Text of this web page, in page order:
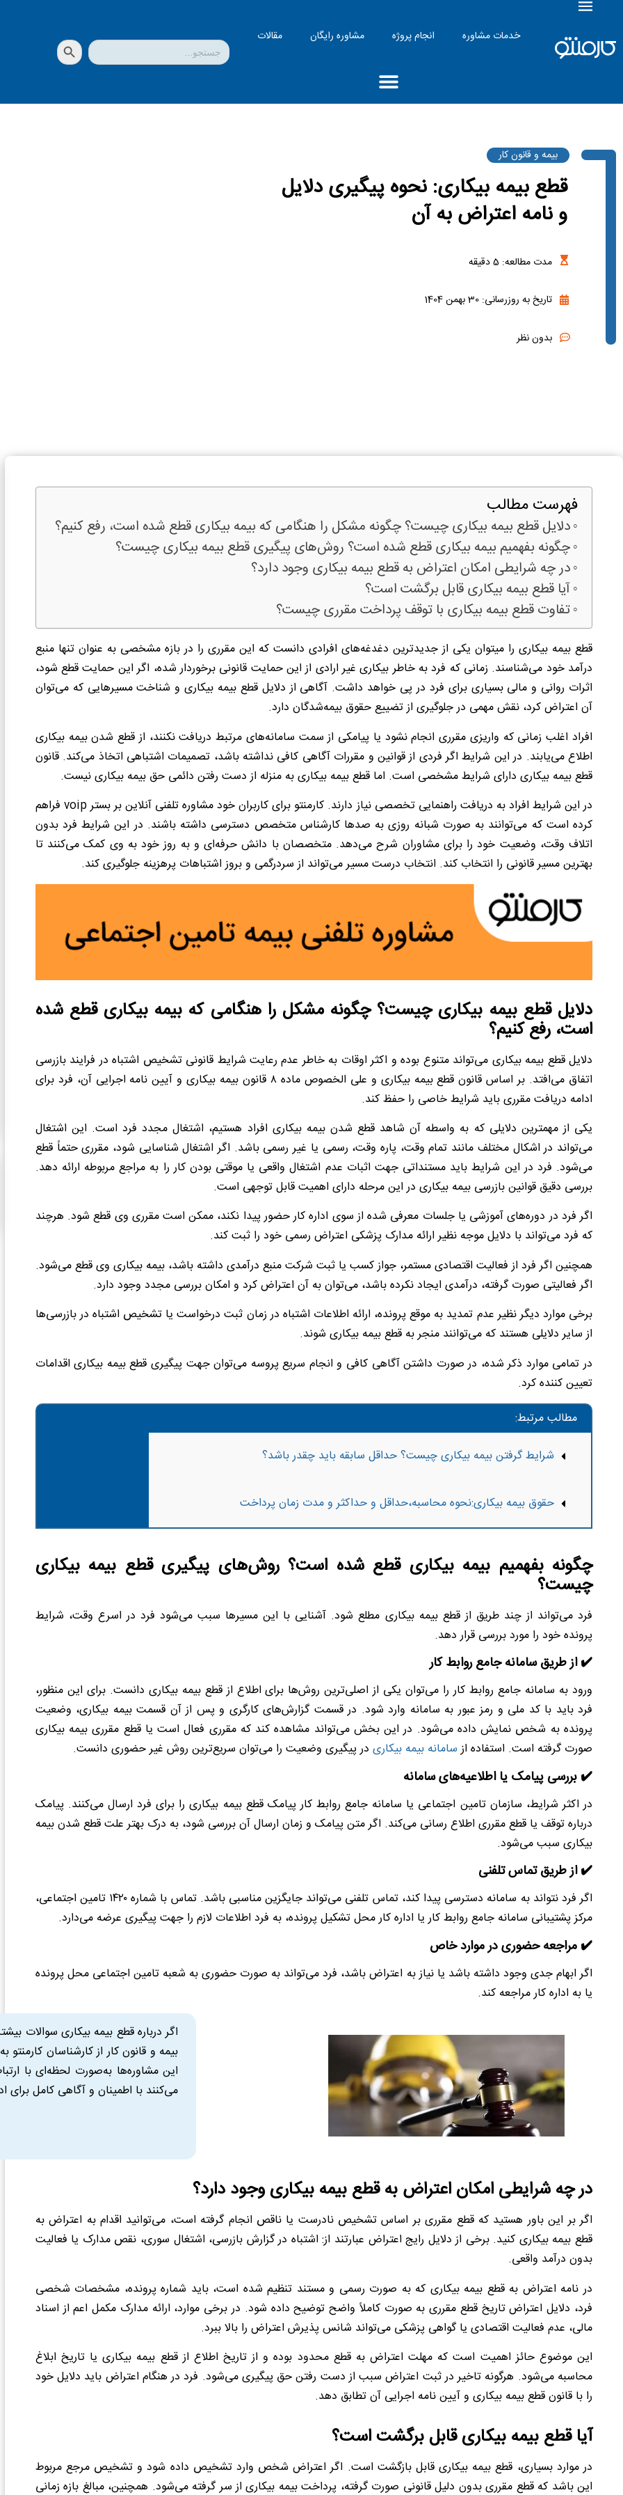
خدمات مشاوره انجام پروژه مشاوره رایگان مقالات جستجو
برای:
دکمه جستجو
بیمه و قانون کار
قطع بیمه بیکاری: نحوه پیگیری دلایل
و نامه اعتراض به آن
مدت مطالعه: 5دقیقه
تاریخ به روزرسانی: 30 بهمن 1404
بدون نظر
فهرست مطالب
دلایل قطع بیمه بیکاری چیست؟ چگونه مشکل را هنگامی که بیمه بیکاری قطع شده است، رفع کنیم؟
چگونه بفهمیم بیمه بیکاری قطع شده است؟ روش‌های پیگیری قطع بیمه بیکاری چیست؟
در چه شرایطی امکان اعتراض به قطع بیمه بیکاری وجود دارد؟
آیا قطع بیمه بیکاری قابل برگشت است؟
تفاوت قطع بیمه بیکاری با توقف پرداخت مقرری چیست؟
قطع بیمه بیکاری را میتوان یکی از جدیدترین دغدغه‌های افرادی دانست که این مقرری را در بازه مشخصی به عنوان تنها منبع
درآمد خود می‌شناسند. زمانی که فرد به خاطر بیکاری غیر ارادی از این حمایت قانونی برخوردار شده، اگر این حمایت قطع شود،
اثرات روانی و مالی بسیاری برای فرد در پی خواهد داشت. آگاهی از دلایل قطع بیمه بیکاری و شناخت مسیرهایی که می‌توان
آن اعتراض کرد، نقش مهمی در جلوگیری از تضییع حقوق بیمه‌شدگان دارد.
افراد اغلب زمانی که واریزی مقرری انجام نشود یا پیامکی از سمت سامانه‌های مرتبط دریافت نکنند، از قطع شدن بیمه بیکاری
اطلاع می‌یابند. در این شرایط اگر فردی از قوانین و مقررات آگاهی کافی نداشته باشد، تصمیمات اشتباهی اتخاذ می‌کند. قانون
قطع بیمه بیکاری دارای شرایط مشخصی است. اما قطع بیمه بیکاری به منزله از دست رفتن دائمی حق بیمه بیکاری نیست.
در این شرایط افراد به دریافت راهنمایی تخصصی نیاز دارند. کارمنتو برای کاربران خود مشاوره تلفنی آنلاین بر بستر voip فراهم
کرده است که می‌توانند به صورت شبانه روزی به صدها کارشناس متخصص دسترسی داشته باشند. در این شرایط فرد بدون
اتلاف وقت، وضعیت خود را برای مشاوران شرح می‌دهد. متخصصان با دانش حرفه‌ای و به روز خود به وی کمک می‌کنند تا
بهترین مسیر قانونی را انتخاب کند. انتخاب درست مسیر می‌تواند از سردرگمی و بروز اشتباهات پرهزینه جلوگیری کند.
دلایل قطع بیمه بیکاری چیست؟ چگونه مشکل را هنگامی که بیمه بیکاری قطع شده
است، رفع کنیم؟
دلایل قطع بیمه بیکاری می‌تواند متنوع بوده و اکثر اوقات به خاطر عدم رعایت شرایط قانونی تشخیص اشتباه در فرایند بازرسی
اتفاق می‌افتد. بر اساس قانون قطع بیمه بیکاری و علی الخصوص ماده ۸ قانون بیمه بیکاری و آیین نامه اجرایی آن، فرد برای
ادامه دریافت مقرری باید شرایط خاصی را حفظ کند.
یکی از مهمترین دلایلی که به واسطه آن شاهد قطع شدن بیمه بیکاری افراد هستیم، اشتغال مجدد فرد است. این اشتغال
می‌تواند در اشکال مختلف مانند تمام وقت، پاره وقت، رسمی یا غیر رسمی باشد. اگر اشتغال شناسایی شود، مقرری حتماً قطع
می‌شود. فرد در این شرایط باید مستنداتی جهت اثبات عدم اشتغال واقعی یا موقتی بودن کار را به مراجع مربوطه ارائه دهد.
بررسی دقیق قوانین بازرسی بیمه بیکاری در این مرحله دارای اهمیت قابل توجهی است.
اگر فرد در دوره‌های آموزشی یا جلسات معرفی شده از سوی اداره کار حضور پیدا نکند، ممکن است مقرری وی قطع شود. هرچند
که فرد می‌تواند با دلایل موجه نظیر ارائه مدارک پزشکی اعتراض رسمی خود را ثبت کند.
همچنین اگر فرد از فعالیت اقتصادی مستمر، جواز کسب یا ثبت شرکت منبع درآمدی داشته باشد، بیمه بیکاری وی قطع می‌شود.
اگر فعالیتی صورت گرفته، درآمدی ایجاد نکرده باشد، می‌توان به آن اعتراض کرد و امکان بررسی مجدد وجود دارد.
برخی موارد دیگر نظیر عدم تمدید به موقع پرونده، ارائه اطلاعات اشتباه در زمان ثبت درخواست یا تشخیص اشتباه در بازرسی‌ها
از سایر دلایلی هستند که می‌توانند منجر به قطع بیمه بیکاری شوند.
در تمامی موارد ذکر شده، در صورت داشتن آگاهی کافی و انجام سریع پروسه می‌توان جهت پیگیری قطع بیمه بیکاری اقدامات
تعیین کننده کرد.
مطالب مرتبط:
شرایط گرفتن بیمه بیکاری چیست؟ حداقل سابقه باید چقدر باشد؟
حقوق بیمه بیکاری:نحوه محاسبه،حداقل و حداکثر و مدت زمان پرداخت
چگونه بفهمیم بیمه بیکاری قطع شده است؟ روش‌های پیگیری قطع بیمه بیکاری
چیست؟
فرد می‌تواند از چند طریق از قطع بیمه بیکاری مطلع شود. آشنایی با این مسیرها سبب می‌شود فرد در اسرع وقت، شرایط
پرونده خود را مورد بررسی قرار دهد.
✔️ از طریق سامانه جامع روابط کار
ورود به سامانه جامع روابط کار را می‌توان یکی از اصلی‌ترین روش‌ها برای اطلاع از قطع بیمه بیکاری دانست. برای این منظور،
فرد باید با کد ملی و رمز عبور به سامانه وارد شود. در قسمت گزارش‌های کارگری و پس از آن قسمت بیمه بیکاری، وضعیت
پرونده به شخص نمایش داده می‌شود. در این بخش می‌تواند مشاهده کند که مقرری فعال است یا قطع مقرری بیمه بیکاری
صورت گرفته است. استفاده ازسامانه بیمه بیکاری در پیگیری وضعیت را می‌توان سریع‌ترین روش غیر حضوری دانست.
✔️ بررسی پیامک یا اطلاعیه‌های سامانه
در اکثر شرایط، سازمان تامین اجتماعی یا سامانه جامع روابط کار پیامک قطع بیمه بیکاری را برای فرد ارسال می‌کنند. پیامک
درباره توقف یا قطع مقرری اطلاع رسانی می‌کند. اگر متن پیامک و زمان ارسال آن بررسی شود، به درک بهتر علت قطع شدن بیمه
بیکاری سبب می‌شود.
✔️ از طریق تماس تلفنی
اگر فرد نتواند به سامانه دسترسی پیدا کند، تماس تلفنی می‌تواند جایگزین مناسبی باشد. تماس با شماره ۱۴۲۰ تامین اجتماعی،
مرکز پشتیبانی سامانه جامع روابط کار یا اداره کار محل تشکیل پرونده، به فرد اطلاعات لازم را جهت پیگیری عرضه می‌دارد.
✔️ مراجعه حضوری در موارد خاص
اگر ابهام جدی وجود داشته باشد یا نیاز به اعتراض باشد، فرد می‌تواند به صورت حضوری به شعبه تامین اجتماعی محل پرونده
یا به اداره کار مراجعه کند.
اگر درباره قطع بیمه بیکاری سوالات
بیمه و قانون کار از کارشناسان
این مشاوره‌ها به‌صورت لحظه‌ای با
می‌کنند با اطمینان و آگاهی کامل برای
در چه شرایطی امکان اعتراض به قطع بیمه بیکاری وجود دارد؟
اگر بر این باور هستید که قطع مقرری بر اساس تشخیص نادرست یا ناقص انجام گرفته است، می‌توانید اقدام به اعتراض به
قطع بیمه بیکاری کنید. برخی از دلایل رایج اعتراض عبارتند از: اشتباه در گزارش بازرسی، اشتغال سوری، نقص مدارک یا فعالیت
بدون درآمد واقعی.
در نامه اعتراض به قطع بیمه بیکاری که به صورت رسمی و مستند تنظیم شده است، باید شماره پرونده، مشخصات شخصی
فرد، دلایل اعتراض تاریخ قطع مقرری به صورت کاملاً واضح توضیح داده شود. در برخی موارد، ارائه مدارک مکمل اعم از اسناد
مالی، عدم فعالیت اقتصادی یا گواهی پزشکی می‌تواند شانس پذیرش اعتراض را بالا ببرد.
این موضوع حائز اهمیت است که مهلت اعتراض به قطع محدود بوده و از تاریخ اطلاع از قطع بیمه بیکاری یا تاریخ ابلاغ
محاسبه می‌شود. هرگونه تاخیر در ثبت اعتراض سبب از دست رفتن حق پیگیری می‌شود. فرد در هنگام اعتراض باید دلایل خود
را با قانون قطع بیمه بیکاری و آیین نامه اجرایی آن تطابق دهد.
آیا قطع بیمه بیکاری قابل برگشت است؟
در موارد بسیاری، قطع بیمه بیکاری قابل بازگشت است. اگر اعتراض شخص وارد تشخیص داده شود و تشخیص مرجع مربوط
این باشد که قطع مقرری بدون دلیل قانونی صورت گرفته، پرداخت بیمه بیکاری از سر گرفته می‌شود. همچنین، مبالغ بازه زمانی